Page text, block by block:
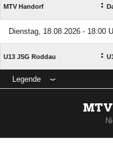
MTV Handorf :
Dienstag, 18.08.2026 - 18:00
U13 JSG Roddau :
Legende